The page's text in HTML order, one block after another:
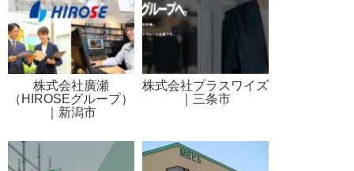
株式会社廣瀬
（HIROSEグループ）
｜新潟市
株式会社プラスワイズ
｜三条市